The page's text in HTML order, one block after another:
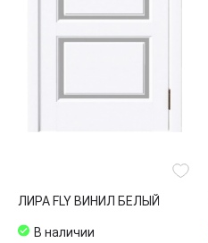
ЛИРА FLY ВИНИЛ БЕЛЫЙ
В наличии